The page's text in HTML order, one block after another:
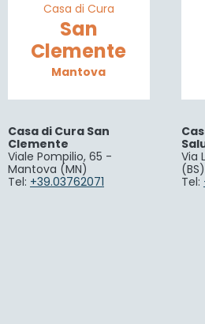
Casa di Cura
San
Clemente
Mantova
Casa di Cura San
Clemente
Viale Pompilio, 65 -
Mantova (MN)
Tel: +39.03762071
Via
(BS)
Tel: